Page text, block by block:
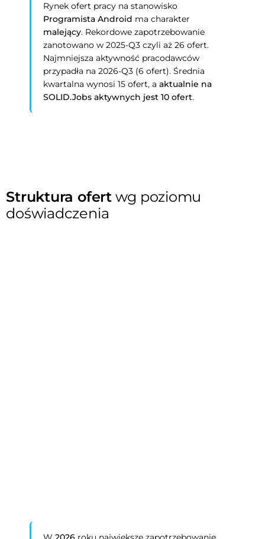
Rynek ofert pracy na stanowisko
Programista Android ma charakter
malejący. Rekordowe zapotrzebowanie
zanotowano w 2025-Q3 czyli aż 26 ofert.
Najmniejsza aktywność pracodawców
przypadła na 2026-Q3 (6 ofert). Średnia
kwartalna wynosi 15 ofert, aaktualnie na
SOLID.Jobs aktywnych jest 10 ofert.
Struktura ofertwg poziomu
doświadczenia